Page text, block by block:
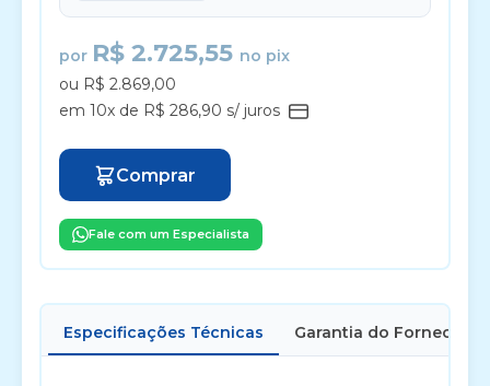
por R$ 2.725,55 no pix
ou R$ 2.869,00
em 10x de R$ 286,90 s/ juros
Comprar
Fale com um Especialista
Especificações Técnicas Garantia do Fornecedor